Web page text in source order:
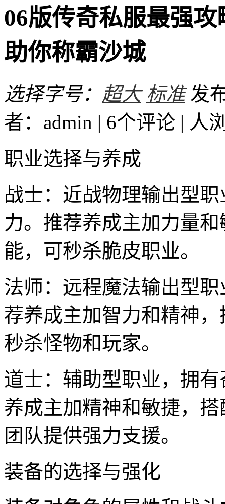
06版传奇私服最强
助你称霸沙城
选择字号： 超大 标准 发
者：admin | 6个评论 | 人
职业选择与养成
战士：近战物理输出型
力。推荐养成主加力量
能，可秒杀脆皮职业。
法师：远程魔法输出型
荐养成主加智力和精神
秒杀怪物和玩家。
道士：辅助型职业，拥
养成主加精神和敏捷，
团队提供强力支援。
装备的选择与强化